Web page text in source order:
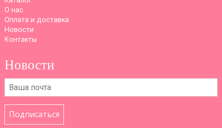
О нас
Оплата и доставка
Новости
Контакты
Новости
Подписаться